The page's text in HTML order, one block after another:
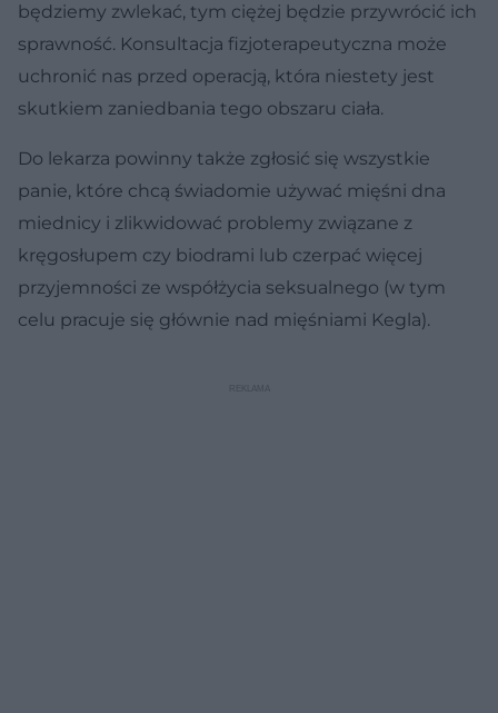
będziemy zwlekać, tym ciężej będzie przywrócić ich
sprawność. Konsultacja fizjoterapeutyczna może
uchronić nas przed operacją, która niestety jest
skutkiem zaniedbania tego obszaru ciała.
Do lekarza powinny także zgłosić się wszystkie
panie, które chcą świadomie używać mięśni dna
miednicy i zlikwidować problemy związane z
kręgosłupem czy biodrami lub czerpać więcej
przyjemności ze współżycia seksualnego (w tym
celu pracuje się głównie nad mięśniami Kegla).